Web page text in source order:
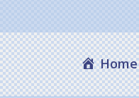
Home